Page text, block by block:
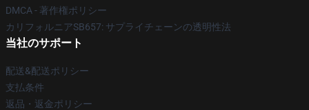
DMCA - 著作権ポリシー
カリフォルニアSB657: サプライチェーンの透明性法
当社のサポート
配送&配送ポリシー
支払条件
返品・返金ポリシー